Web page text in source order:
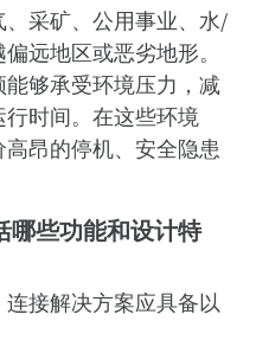
采矿、公用事业、水/
远地区或恶劣地形。
够承受环境压力，减
时间。在这些环境
昂的停机、安全隐患
哪些功能和设计特
接解决方案应具备以